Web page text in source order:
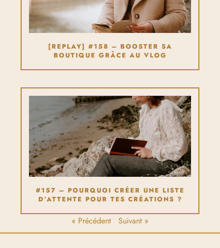
[REPLAY] #158 – BOOSTER SA
BOUTIQUE GRÂCE AU VLOG
#157 – POURQUOI CRÉER UNE LISTE
D’ATTENTE POUR TES CRÉATIONS ?
« Précédent Suivant »